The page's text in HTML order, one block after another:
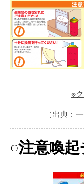
※
（出典：
○注意喚